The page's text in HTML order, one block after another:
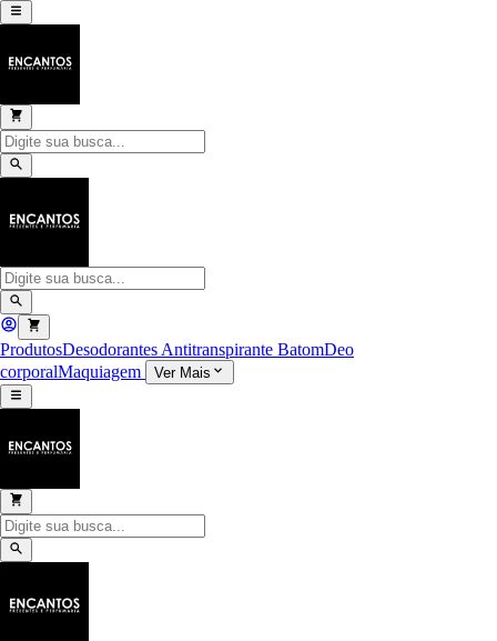
ProdutosDesodorantes Antitranspirante BatomDeo
corporalMaquiagem Ver Mais